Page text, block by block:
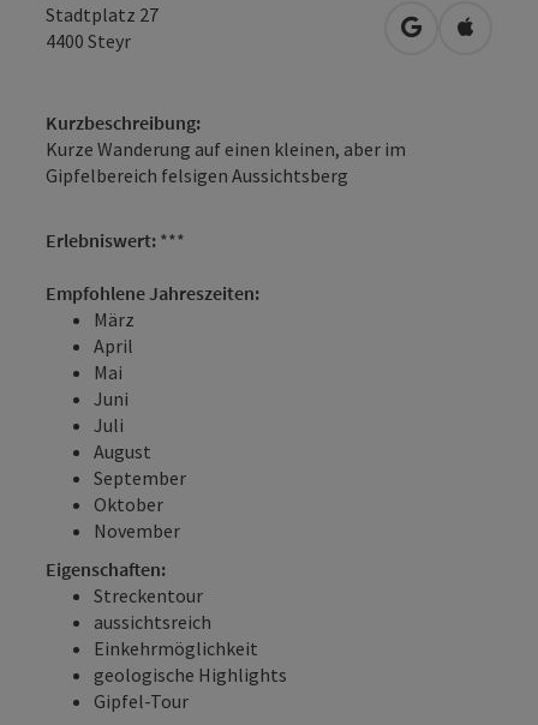
Stadtplatz 27
4400 Steyr in Google
in
Kurzbeschreibung:
Kurze Wanderung auf einen kleinen, aber im
Gipfelbereich felsigen Aussichtsberg
Erlebniswert: ***
Empfohlene Jahreszeiten:
März
April
Mai
Juni
Juli
August
September
Oktober
November
Eigenschaften:
Streckentour
aussichtsreich
Einkehrmöglichkeit
geologische Highlights
Gipfel-Tour